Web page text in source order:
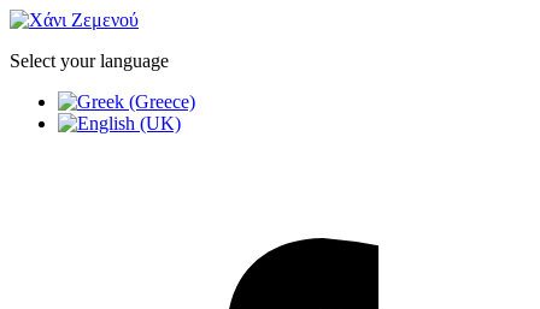
Select your language